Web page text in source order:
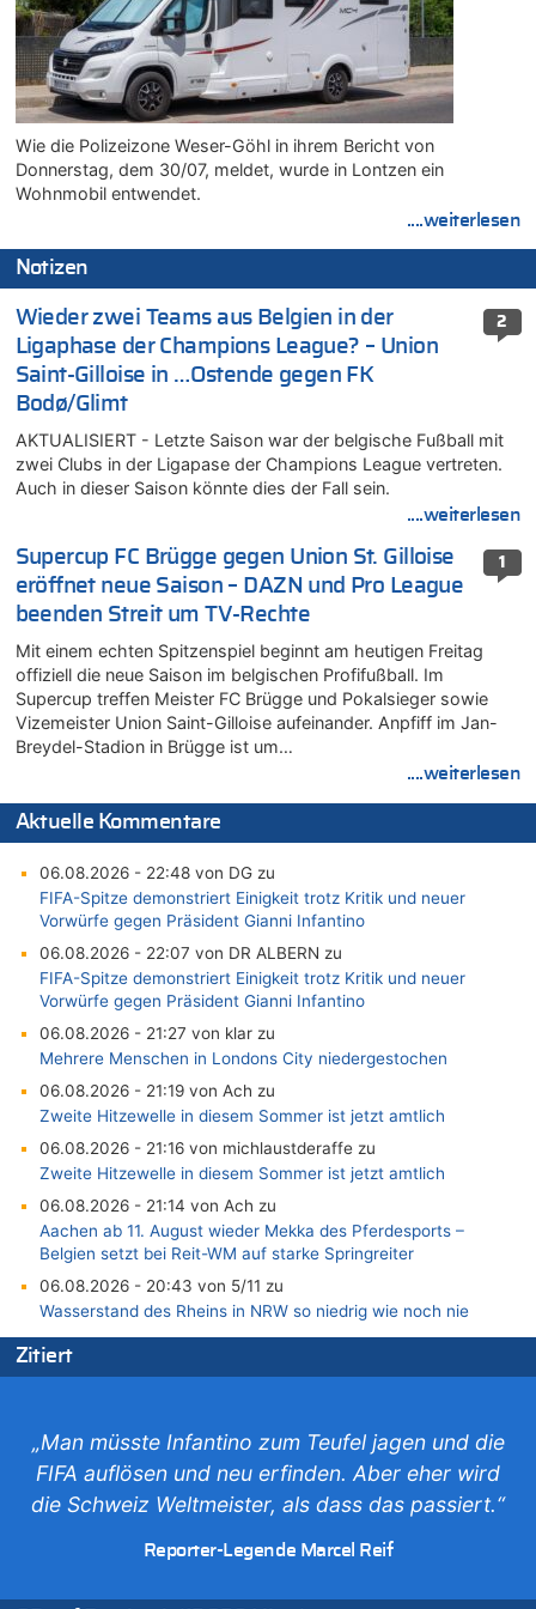
Wie die Polizeizone Weser-Göhl in ihrem Bericht von
Donnerstag, dem 30/07, meldet, wurde in Lontzen ein
Wohnmobil entwendet.
....weiterlesen
Notizen
2
Wieder zwei Teams aus Belgien in der
Ligaphase der Champions League? – Union
Saint-Gilloise in …Ostende gegen FK
Bodø/Glimt
AKTUALISIERT - Letzte Saison war der belgische Fußball mit
zwei Clubs in der Ligapase der Champions League vertreten.
Auch in dieser Saison könnte dies der Fall sein.
....weiterlesen
1
Supercup FC Brügge gegen Union St. Gilloise
eröffnet neue Saison – DAZN und Pro League
beenden Streit um TV-Rechte
Mit einem echten Spitzenspiel beginnt am heutigen Freitag
offiziell die neue Saison im belgischen Profifußball. Im
Supercup treffen Meister FC Brügge und Pokalsieger sowie
Vizemeister Union Saint-Gilloise aufeinander. Anpfiff im Jan-
Breydel-Stadion in Brügge ist um…
....weiterlesen
Aktuelle Kommentare
06.08.2026 - 22:48 von DG zu
FIFA-Spitze demonstriert Einigkeit trotz Kritik und neuer
Vorwürfe gegen Präsident Gianni Infantino
06.08.2026 - 22:07 von DR ALBERN zu
FIFA-Spitze demonstriert Einigkeit trotz Kritik und neuer
Vorwürfe gegen Präsident Gianni Infantino
06.08.2026 - 21:27 von klar zu
Mehrere Menschen in Londons City niedergestochen
06.08.2026 - 21:19 von Ach zu
Zweite Hitzewelle in diesem Sommer ist jetzt amtlich
06.08.2026 - 21:16 von michlaustderaffe zu
Zweite Hitzewelle in diesem Sommer ist jetzt amtlich
06.08.2026 - 21:14 von Ach zu
Aachen ab 11. August wieder Mekka des Pferdesports –
Belgien setzt bei Reit-WM auf starke Springreiter
06.08.2026 - 20:43 von 5/11 zu
Wasserstand des Rheins in NRW so niedrig wie noch nie
06.08.2026 - 20:35 von Wolfgang2 zu
Zurück an den Rhein: Hendrich wechselt zum 1. FC Köln
06.08.2026 - 19:17 von Guido Scholzen zu
Zweite Hitzewelle in diesem Sommer ist jetzt amtlich
06.08.2026 - 19:14 von JoKrings zu
Zweite Hitzewelle in diesem Sommer ist jetzt amtlich
Felice Mazzu soll Cheftrainer der AS Eupen werden
Zitiert
„Man müsste Infantino zum Teufel jagen und die
FIFA auflösen und neu erfinden. Aber eher wird
die Schweiz Weltmeister, als dass das passiert.“
Reporter-Legende Marcel Reif